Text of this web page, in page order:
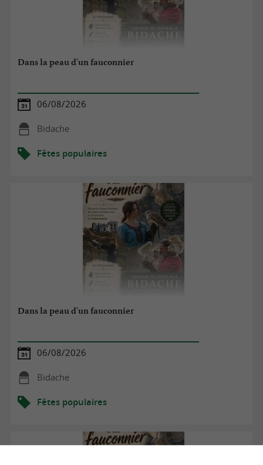
Dans la peau d'un fauconnier
06/08/2026
Bidache
Fêtes populaires
Dans la peau d'un fauconnier
06/08/2026
Bidache
Fêtes populaires